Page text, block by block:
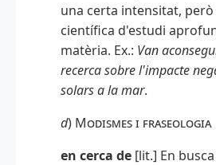
una certa intensitat,
científica d'estudi
matèria. Ex.: Van
recerca sobre l'impacte
solars a la mar.
d) Modismes i fraseologia
en cerca de [lit.] En busca